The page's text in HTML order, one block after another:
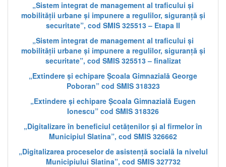
„Sistem integrat de management al traficului și
mobilității urbane și impunere a regulilor, siguranță și
securitate”, cod SMIS 325513 – Etapa II
„Sistem integrat de management al traficului și
mobilității urbane și impunere a regulilor, siguranță și
securitate”, cod SMIS 325513 – finalizat
„Extindere și echipare Școala Gimnazială George
Poboran” cod SMIS 318323
„Extindere și echipare Școala Gimnazială Eugen
Ionescu” cod SMIS 318326
„Digitalizare în beneficiul cetățenilor și al firmelor în
Municipiul Slatina”, cod SMIS 326662
„Digitalizarea proceselor de asistență socială la nivelul
Municipiului Slatina”, cod SMIS 327732